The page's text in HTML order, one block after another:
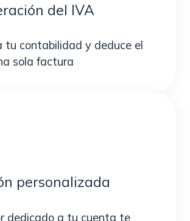
del IVA
tu contabilidad y deduce el
sola factura
personalizada
dedicado a tu cuenta te